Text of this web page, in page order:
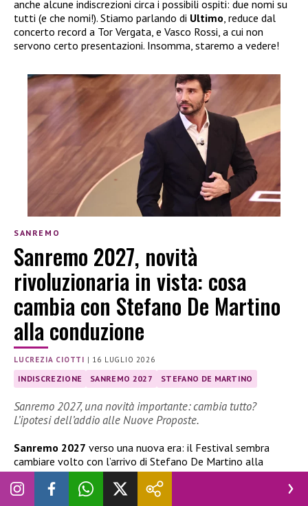
anche alcune indiscrezioni circa i possibili ospiti: due nomi su
tutti (e che nomi!). Stiamo parlando di Ultimo, reduce dal
concerto record a Tor Vergata, e Vasco Rossi, a cui non
servono certo presentazioni. Insomma, staremo a vedere!
SANREMO
Sanremo 2027, novità
rivoluzionaria in vista: cosa
cambia con Stefano De Martino
alla conduzione
LUCREZIA CIOTTI | 16 LUGLIO 2026
INDISCREZIONE SANREMO 2027 STEFANO DE MARTINO
Sanremo 2027, una novità importante: cambia tutto?
L’ipotesi dell’addio alle Nuove Proposte.
Sanremo 2027 verso una nuova era: il Festival sembra
cambiare volto con l’arrivo di Stefano De Martino alla
conduzione. Tra lenovitàpiù attese spunta l’ipotesi
dell’addio alle Nuove Proposte e dell’ingresso diretto del